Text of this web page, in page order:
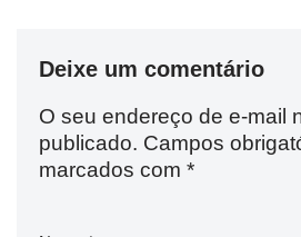
Deixe um comentário
O seu endereço de e-mail
publicado. Campos
marcados com *